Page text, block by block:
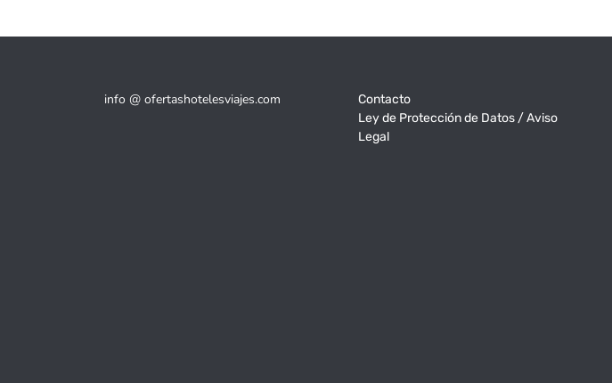
info @ ofertashotelesviajes.com
Contacto
Ley de Protección de Datos / Aviso
Legal